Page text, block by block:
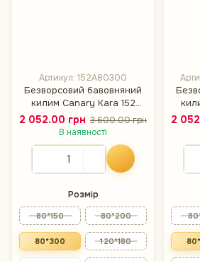
Артикул: 152A80300
Безворсовий бавовняний
килим Canary Kara 152
білий/блакитний, 80×300
см
2 052.00 грн 3 600.00 грн
В наявності
Розмір
80*150 80*200
80*300 120*180
2